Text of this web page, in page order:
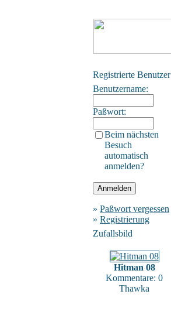
Registrierte Benutzer
Benutzername:
Paßwort:
Beim nächsten
Besuch
automatisch
anmelden?
» Paßwort vergessen
» Registrierung
Zufallsbild
Hitman 08
Kommentare: 0
Thawka